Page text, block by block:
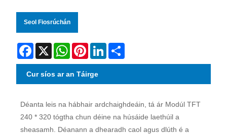
Seol Fiosrúchán
Facebook
X WhatsApp
PinterestLinkedIn
Cur síos ar an Táirge
Déanta leis na hábhair ardchaighdeáin, tá ár Modúl TFT
240 * 320 tógtha chun déine na húsáide laethúil a
sheasamh. Déanann a dhearadh caol agus dlúth é a